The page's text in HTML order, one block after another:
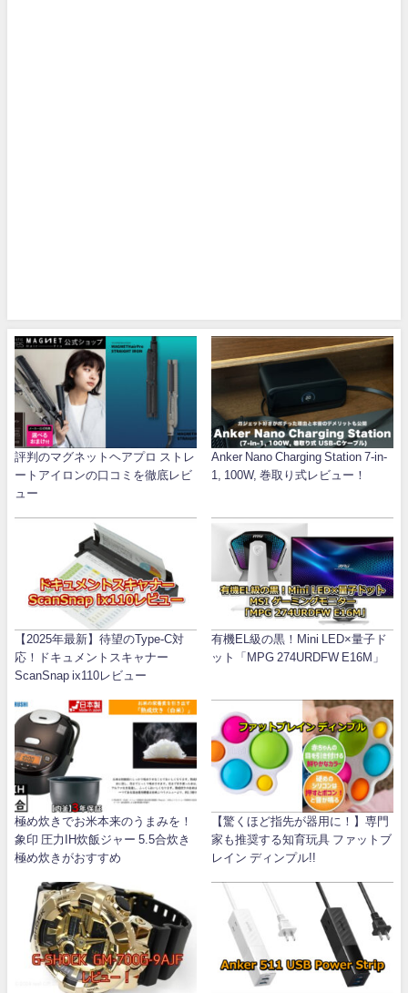
評判のマグネットヘアプロ ストレ
ートアイロンの口コミを徹底レビ
ュー
Anker Nano Charging Station 7-in-
1, 100W, 巻取り式レビュー！
【2025年最新】待望のType-C対
応！ドキュメントスキャナー
ScanSnap ix110レビュー
有機EL級の黒！Mini LED×量子ド
ット「MPG 274URDFW E16M」
極め炊きでお米本来のうまみを！
象印 圧力IH炊飯ジャー 5.5合炊き
極め炊きがおすすめ
【驚くほど指先が器用に！】専門
家も推奨する知育玩具 ファットブ
レイン ディンプル!!